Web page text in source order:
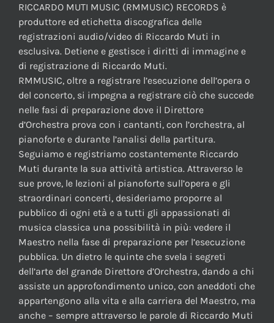
RICCARDO MUTI MUSIC (RMMUSIC) RECORDS è
produttore ed etichetta discografica delle
registrazioni audio/video di Riccardo Muti in
esclusiva. Detiene e gestisce i diritti di immagine e
di registrazione di Riccardo Muti.
RMMUSIC, oltre a registrare l’esecuzione dell’opera o
del concerto, si impegna a registrare ciò che succede
nelle fasi di preparazione dove il Direttore
d’Orchestra prova con i cantanti, con l’orchestra, al
pianoforte e durante l’analisi della partitura.
Seguiamo e registriamo costantemente Riccardo
Muti durante la sua attività artistica. Attraverso le
sue prove, le lezioni al pianoforte sull’opera e gli
straordinari concerti, desideriamo proporre al
pubblico di ogni età e a tutti gli appassionati di
musica classica una possibilità in più: vedere il
Maestro nella fase di preparazione per l’esecuzione
pubblica. Un dietro le quinte che svela i segreti
dell’arte del grande Direttore d’Orchestra, dando a chi
assiste un approfondimento unico, con aneddoti che
appartengono alla vita e alla carriera del Maestro, ma
anche – sempre attraverso le parole di Riccardo Muti